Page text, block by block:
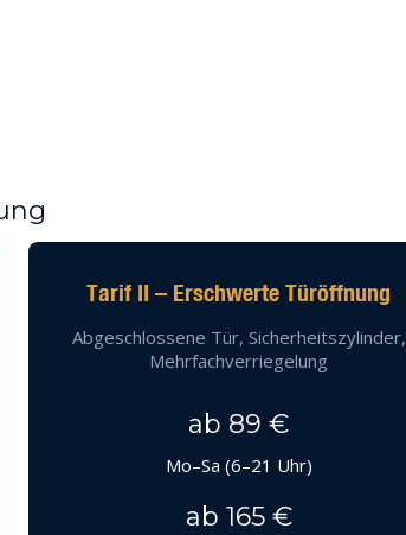
Tarif II – Erschwerte Türöffnung
Abgeschlossene Tür, Sicherheitszylinder,
Mehrfachverriegelung
ab 89 €
Mo–Sa (6–21 Uhr)
ab 165 €